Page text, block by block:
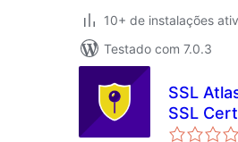
10+ de instalações
Testado com 7.0.3
SSL
SSL
HTTPS